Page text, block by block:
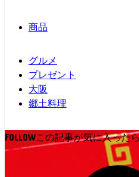
商品
グルメ
プレゼント
大阪
郷土料理
FOLLOW